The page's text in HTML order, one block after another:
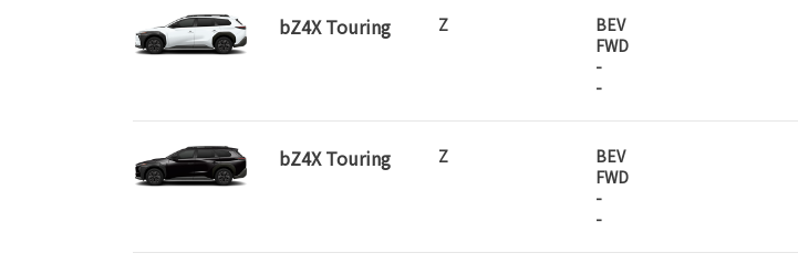
bZ4X Touring Z
BEV
FWD
-
-
bZ4X Touring Z
BEV
FWD
-
-